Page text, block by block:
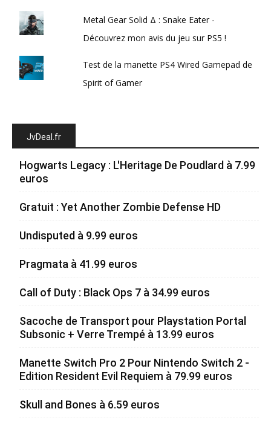
Metal Gear Solid Δ : Snake Eater -
Découvrez mon avis du jeu sur PS5 !
Test de la manette PS4 Wired Gamepad de
Spirit of Gamer
JvDeal.fr
Hogwarts Legacy : L'Heritage De Poudlard à 7.99
euros
Gratuit : Yet Another Zombie Defense HD
Undisputed à 9.99 euros
Pragmata à 41.99 euros
Call of Duty : Black Ops 7 à 34.99 euros
Sacoche de Transport pour Playstation Portal
Subsonic + Verre Trempé à 13.99 euros
Manette Switch Pro 2 Pour Nintendo Switch 2 -
Edition Resident Evil Requiem à 79.99 euros
Skull and Bones à 6.59 euros